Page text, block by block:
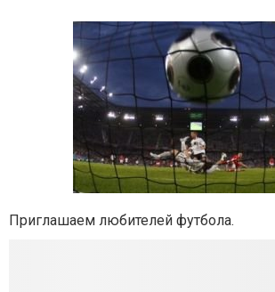
Приглашаем любителей футбола.